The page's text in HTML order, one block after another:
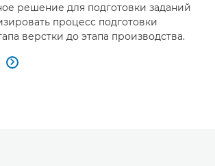
решение для подготовки заданий
процесс подготовки
верстки до этапа производства.
